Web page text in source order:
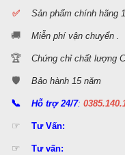
✅ Sản phẩm chính hãng
🚚 Miễn phí vận chuyển .
🏆 Chứng chỉ chất lượng
🛡️ Bảo hành 15 năm
📞 Hỗ trợ 24/7:
☞ Tư Vấn:
☞ Tư vấn: